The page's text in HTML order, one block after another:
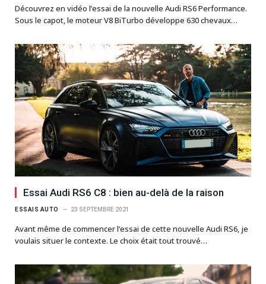
Découvrez en vidéo l’essai de la nouvelle Audi RS6 Performance.
Sous le capot, le moteur V8 BiTurbo développe 630 chevaux…
Essai Audi RS6 C8 : bien au-delà de la raison
ESSAIS AUTO 23 SEPTEMBRE 2021
Avant même de commencer l’essai de cette nouvelle Audi RS6, je
voulais situer le contexte. Le choix était tout trouvé…